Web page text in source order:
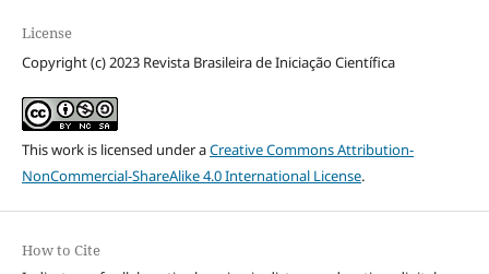
License
Copyright (c) 2023 Revista Brasileira de Iniciação Científica
This work is licensed under aCreative Commons Attribution-
NonCommercial-ShareAlike 4.0 International License.
How to Cite